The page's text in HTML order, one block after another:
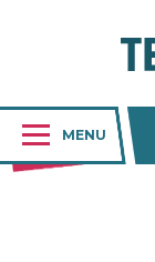
MENU